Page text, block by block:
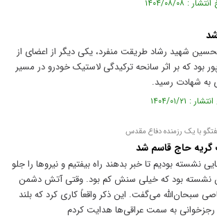
شهید رشاد طریقت منفرد، یکی دیگر از اعضای از
بود که بر اثر سانحه ترکیدگی لاستیک خودرو در مسیر
به شهادت رسید.
با یک رزمنده دفاع مقدس
گریه حاج قاسم شد
نشسته بودیم تا خبر بدهند راه بیفتیم و نیرو‌ها را جلو
من نشسته بود که خیلی سنش کم بود. وقتی آتش دشمن
سبحان‌الله می‌گفت. این ذکر واقعاً کاری کرد که بلند
رجزخوانی به سمت عراقی‌ها هدایت کردم